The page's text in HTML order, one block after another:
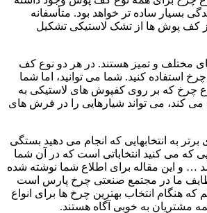
بسیار ساده تر خواهد بود. متأسفانه
کف پوش ها از تشک لاستیکی تشکیل
مختلف و تمیز هستند. در هر دو نوع کف
استفاده کنید. شما می توانید، اما شما
نوع چرخ که بر روی کفپوش های لاستیکی به
کند، می تواند شیارهایی را در فرش های
به انتخابهایی که انجام می دهید بستگی
که می کنید انتخاباتی است که در آن شما
… و این مقاله برای اطلاع شما نوشته شده
ما در مجتمع صنعتی چرخ پارس است
هنگام انتخاب بهترین چرخ ها برای انواع
مشتریان به خوبی آگاه هستند.